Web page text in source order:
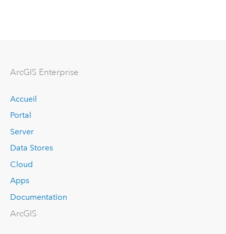
ArcGIS Enterprise
Accueil
Portal
Server
Data Stores
Cloud
Apps
Documentation
ArcGIS